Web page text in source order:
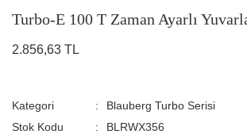
Turbo-E 100 T Zaman Ayarlı
2.856,63 TL
Kategori
Blauberg Turbo Serisi
Stok Kodu
BLRWX356